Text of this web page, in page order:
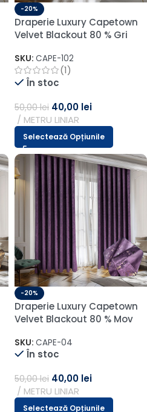
-20%
Draperie Luxury Capetown
Velvet Blackout 80 % Gri
SKU: CAPE-102
(1)
În stoc
50,00lei 40,00 lei
METRU LINIAR
Selectează Opțiunile
-20%
Draperie Luxury Capetown
Velvet Blackout 80 % Mov
SKU: CAPE-04
În stoc
50,00lei 40,00 lei
METRU LINIAR
Selectează Opțiunile